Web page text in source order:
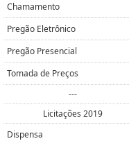
Chamamento
Pregão Eletrônico
Pregão Presencial
Tomada de Preços
---
Licitações 2019
Dispensa